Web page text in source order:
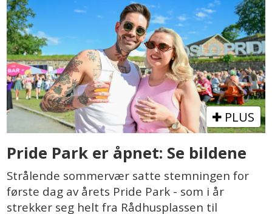
PLUS
Pride Park er åpnet: Se bildene
Strålende sommervær satte stemningen for
første dag av årets Pride Park - som i år
strekker seg helt fra Rådhusplassen til